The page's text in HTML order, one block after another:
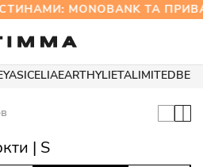
MONOBANK ТА
SICELIAEARTHYLIETALIMITED
| S